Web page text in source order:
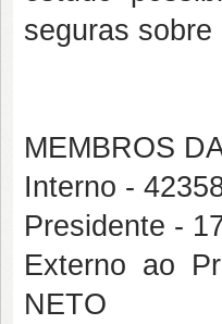
seguras
MEMBROS
Interno -
Presidente -
Externo ao
NETO